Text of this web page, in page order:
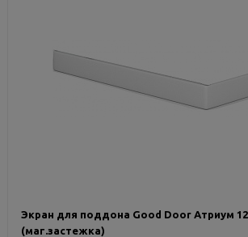
Экран для поддона Good Door Атриум
(маг.застежка)